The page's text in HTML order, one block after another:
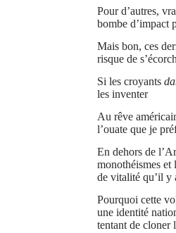
Pour d’autres,
bombe d’impact
Mais bon, ces
risque de
Si les croyants
les inventer
Au rêve
l’ouate que je
En dehors de
monothéismes et
de vitalité qu’il y
Pourquoi cette
une identité
tentant de cloner